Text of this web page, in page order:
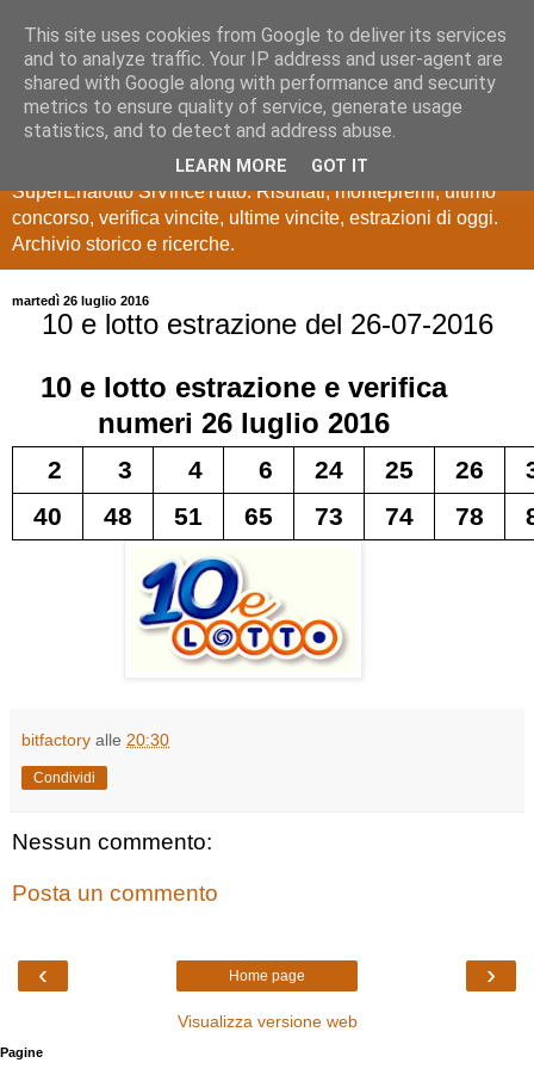
Estrazioni Lotto
SuperEnalotto
Ultime estrazioni di Lotto, SuperEnalotto, 10 e lotto,
SuperEnalotto SiVinceTutto. Risultati, montepremi, ultimo
concorso, verifica vincite, ultime vincite, estrazioni di oggi.
Archivio storico e ricerche.
martedì 26 luglio 2016
10 e lotto estrazione del 26-07-2016
10 e lotto estrazione e verifica
numeri 26 luglio 2016
2 3 4 6 24 25 26
40
48 51 65 73 74 78
bitfactory alle 20:30
Condividi
Nessun commento:
Posta un commento
‹ ›
Home page
Visualizza versione web
Pagine
This site uses cookies from Google to deliver its services
and to analyze traffic. Your IP address and user-agent are
shared with Google along with performance and security
metrics to ensure quality of service, generate usage
statistics, and to detect and address abuse.
LEARN MORE GOT IT